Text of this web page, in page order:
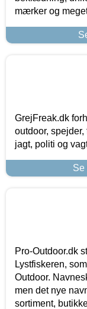
mærker og
GrejFreak.dk
outdoor,
jagt, politi og
Se
Pro-Outdoor.dk
Lystfiskeren,
Outdoor.
men det nye
sortiment,